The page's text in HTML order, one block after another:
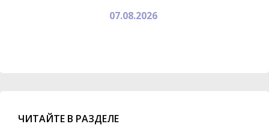
07.08.2026
ЧИТАЙТЕ В РАЗДЕЛЕ